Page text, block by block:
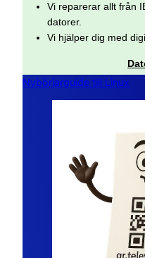
Vi reparerar allt från
datorer.
Vi hjälper dig med
Nybörjarguide till Linux